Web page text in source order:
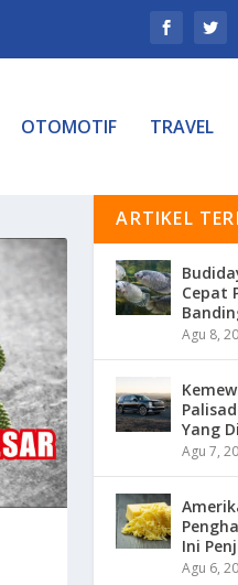
OTOMOTIF TRAVEL
ARTIKEL
Cepat
Agu 8,
Yang
Agu 7,
Ini
Agu 6,